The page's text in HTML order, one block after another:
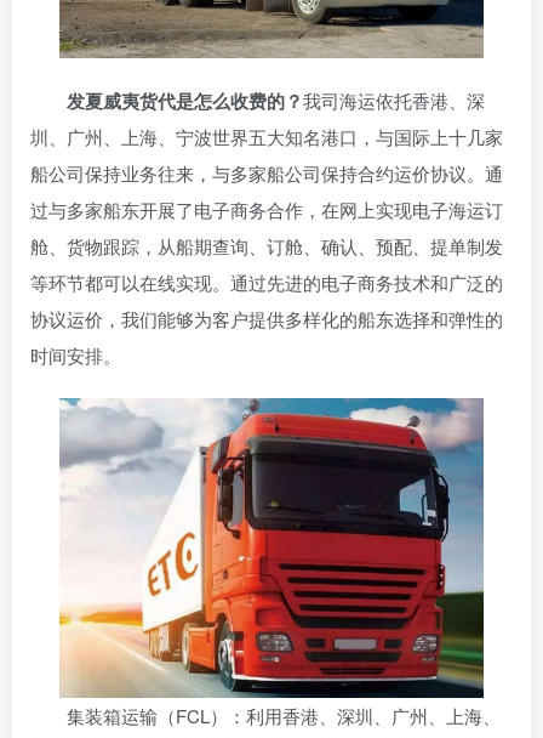
发夏威夷货代是怎么收费的？我司海运依托香港、深
圳、广州、上海、宁波世界五大知名港口，与国际上十几家
船公司保持业务往来，与多家船公司保持合约运价协议。通
过与多家船东开展了电子商务合作，在网上实现电子海运订
舱、货物跟踪，从船期查询、订舱、确认、预配、提单制发
等环节都可以在线实现。通过先进的电子商务技术和广泛的
协议运价，我们能够为客户提供多样化的船东选择和弹性的
时间安排。
集装箱运输（FCL）：利用香港、深圳、广州、上海、